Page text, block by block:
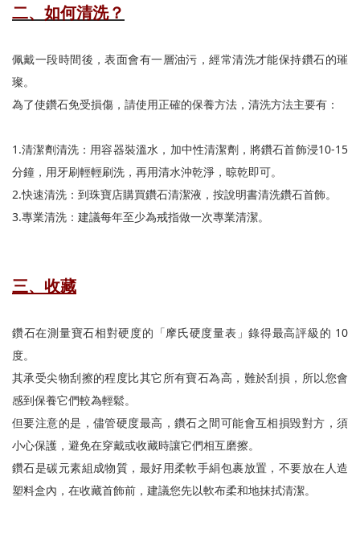
二、如何清洗？
佩戴一段時間後，表面會有一層油污，經常清洗才能保持鑽石的璀
璨。
為了使鑽石免受損傷，請使用正確的保養方法，清洗方法主要有：
1.清潔劑清洗：用容器裝溫水，加中性清潔劑，將鑽石首飾浸10-15
分鐘，用牙刷輕輕刷洗，再用清水沖乾淨，晾乾即可。
2.快速清洗：到珠寶店購買鑽石清潔液，按說明書清洗鑽石首飾。
3.專業清洗：建議每年至少為戒指做一次專業清潔。
三、收藏
鑽石在測量寶石相對硬度的「摩氏硬度量表」錄得最高評級的 10
度。
其承受尖物刮擦的程度比其它所有寶石為高，難於刮損，所以您會
感到保養它們較為輕鬆。
但要注意的是，儘管硬度最高，鑽石之間可能會互相損毀對方，須
小心保護，避免在穿戴或收藏時讓它們相互磨擦。
鑽石是碳元素組成物質，最好用柔軟手絹包裹放置，不要放在人造
塑料盒內，在收藏首飾前，建議您先以軟布柔和地抹拭清潔。